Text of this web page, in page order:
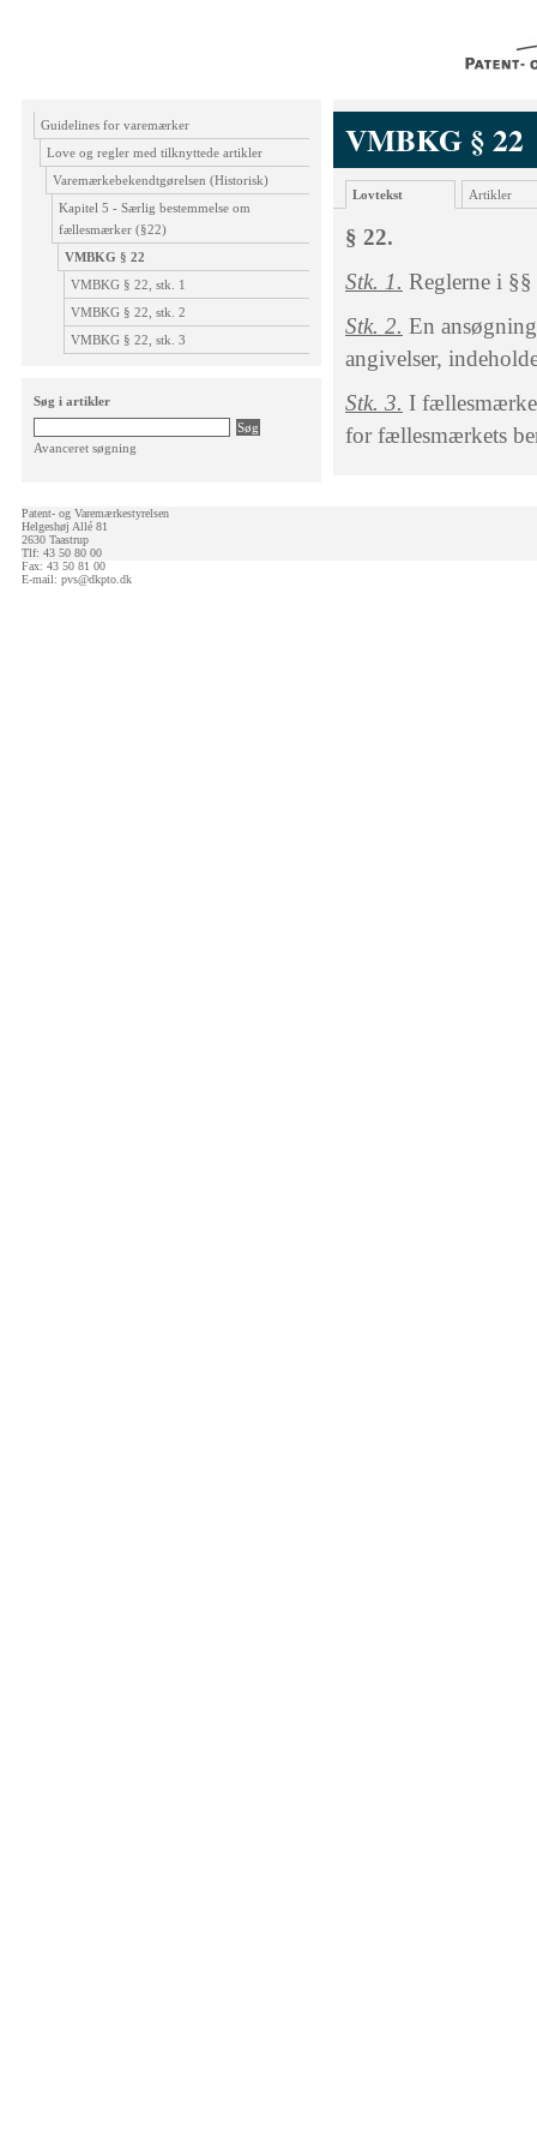
Guidelines for varemærker
Love og regler med tilknyttede artikler
Varemærkebekendtgørelsen (Historisk)
Kapitel 5 - Særlig bestemmelse om
fællesmærker (§22)
VMBKG § 22
VMBKG § 22, stk. 1
VMBKG § 22, stk. 2
VMBKG § 22, stk. 3
Søg i artikler
Avanceret søgning
VMBKG § 22
Lovtekst Artikler
§ 22.
Stk. 1. Reglerne i
Stk. 2. En
angivelser,
Stk. 3. I
for fællesmærkets
Patent- og Varemærkestyrelsen
Helgeshøj Allé 81
2630 Taastrup
Tlf: 43 50 80 00
Fax: 43 50 81 00
E-mail: pvs@dkpto.dk